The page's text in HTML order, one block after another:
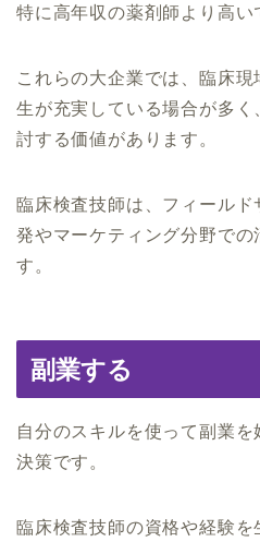
特に高年収の薬剤師より高い
これらの大企業では、臨床
生が充実している場合が多
討する価値があります。
臨床検査技師は、フィール
発やマーケティング分野での
す。
副業する
自分のスキルを使って副業
決策です。
臨床検査技師の資格や経験